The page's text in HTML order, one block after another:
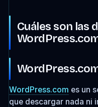
Cuáles son las
WordPress.com es un
que descargar nada ni